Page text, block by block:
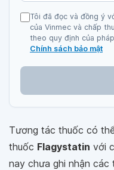
Tôi đã đọc và đồng ý
của Vinmec và chấp
theo quy định của
Chính sách bảo mật
Tương tác thuốc có
thuốc Flagystatin với
nay chưa ghi nhận